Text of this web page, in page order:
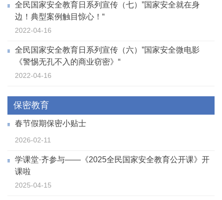
全民国家安全教育日系列宣传（七）”国家安全就在身
边！典型案例触目惊心！“
2022-04-16
全民国家安全教育日系列宣传（六）”国家安全微电影
《警惕无孔不入的商业窃密》“
2022-04-16
保密教育
春节假期保密小贴士
2026-02-11
学课堂·齐参与——《2025全民国家安全教育公开课》开
课啦
2025-04-15